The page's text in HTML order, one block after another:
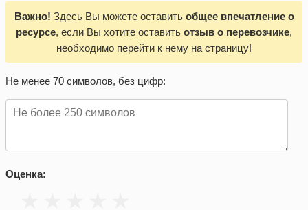
Важно! Здесь Вы можете оставить общее впечатление о
ресурсе, если Вы хотите оставить отзыв о перевозчике,
необходимо перейти к нему на страницу!
Не менее 70 символов, без цифр:
Оценка: